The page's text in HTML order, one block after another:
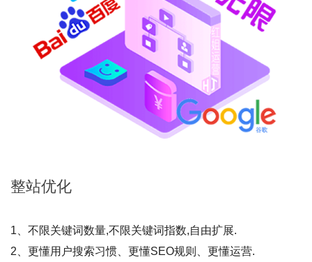
整站优化
1、不限关键词数量,不限关键词指数,自由扩展.
2、更懂用户搜索习惯、更懂SEO规则、更懂运营.